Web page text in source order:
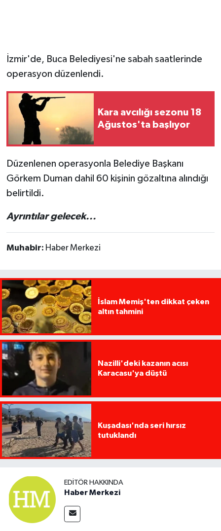
İzmir'de, Buca Belediyesi'ne sabah saatlerinde
operasyon düzenlendi.
Kara avcılığı sezonu 18
Ağustos'ta başlıyor
Düzenlenen operasyonla Belediye Başkanı
Görkem Duman dahil 60 kişinin gözaltına alındığı
belirtildi.
Ayrıntılar gelecek...
Muhabir: Haber Merkezi
İslam Memiş'ten dikkat çeken
altın tahmini
Nazilli'deki kazanın acısı
Karacasu'ya düştü
Kuşadası'nda seri hırsız
tutuklandı
EDITÖR HAKKINDA
Haber Merkezi